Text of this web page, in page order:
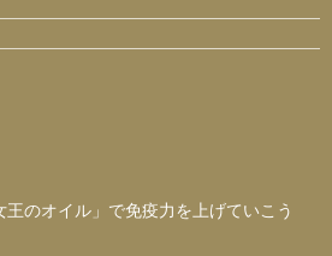
のオイル」で免疫力を上げていこう